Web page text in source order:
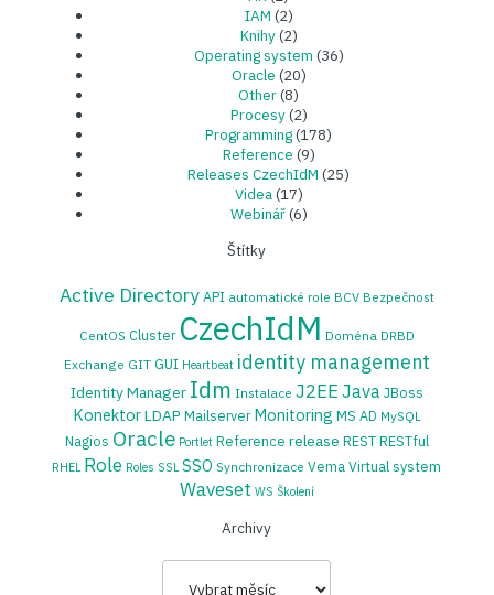
IAM (2)
Knihy(2)
Operating system (36)
Oracle (20)
Other(8)
Procesy(2)
Programming(178)
Reference (9)
Releases CzechIdM (25)
Videa(17)
Webinář(6)
Štítky
Active DirectoryAPI automatické role BCV Bezpečnost
CentOS Cluster CzechIdM Doména DRBD
Exchange GIT GUI Heartbeat identity management
Identity Manager Idm Instalace J2EEJavaJBoss
KonektorLDAP Mailserver Monitoring MS AD MySQL
Nagios Oracle Portlet Reference release RESTRESTful
RHEL Role Roles SSL SSO Synchronizace Vema Virtual system
Waveset WS Školení
Archivy
Archivy